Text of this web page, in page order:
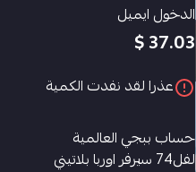
الدخول ايميل
37.03 $
عذرا لقد نفدت الكمية
حساب ببجي العالمية
لفل74 سيرفر اوربا بلاتيني